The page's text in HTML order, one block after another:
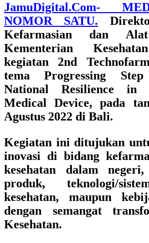
JamuDigital.Com-
NOMOR SATU.
Kefarmasian dan Alat
Kementerian
kegiatan 2nd
tema Progressing
National Resilience in
Medical Device, pada
Agustus 2022 di Bali.
Kegiatan ini ditujukan
inovasi di bidang
kesehatan dalam
produk, teknologi/
kesehatan, maupun
dengan semangat
Kesehatan.